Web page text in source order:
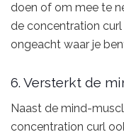
doen of om mee te
de concentration curl
ongeacht waar je
6. Versterkt de
Naast de mind-
concentration curl